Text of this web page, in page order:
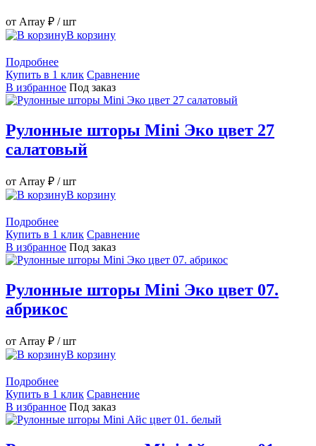
от Array ₽ / шт
В корзину
Подробнее
Купить в 1 клик Сравнение
В избранное Под заказ
Рулонные шторы Mini Эко цвет 27
салатовый
от Array ₽ / шт
В корзину
Подробнее
Купить в 1 клик Сравнение
В избранное Под заказ
Рулонные шторы Mini Эко цвет 07.
абрикос
от Array ₽ / шт
В корзину
Подробнее
Купить в 1 клик Сравнение
В избранное Под заказ